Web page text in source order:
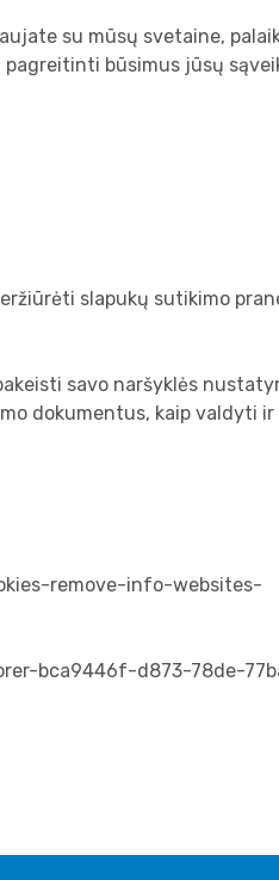
su mūsų svetaine,
būsimus jūsų
slapukų sutikimo
savo naršyklės
dokumentus, kaip valdyti
remove-info-websites-
bca9446f-d873-78de-